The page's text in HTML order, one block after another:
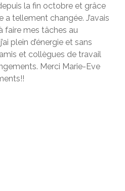
la fin octobre et grâce
tellement changée. J’avais
faire mes tâches au
plein d’énergie et sans
et collègues de travail
Merci Marie-Eve